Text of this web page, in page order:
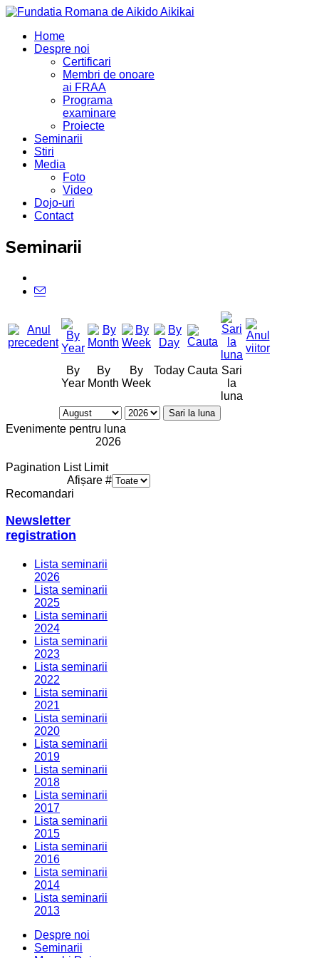
Home
Despre noi
Certificari
Membri de onoare
ai FRAA
Programa
examinare
Proiecte
Seminarii
Stiri
Media
Foto
Video
Dojo-uri
Contact
Seminarii
By
Year
By
Month
By
Week
Today Cauta Sari
la
luna
Sari la luna
Evenimente pentru luna
2026
Pagination List Limit
Afișare #
Recomandari
Newsletter
registration
Lista seminarii
2026
Lista seminarii
2025
Lista seminarii
2024
Lista seminarii
2023
Lista seminarii
2022
Lista seminarii
2021
Lista seminarii
2020
Lista seminarii
2019
Lista seminarii
2018
Lista seminarii
2017
Lista seminarii
2015
Lista seminarii
2016
Lista seminarii
2014
Lista seminarii
2013
Despre noi
Seminarii